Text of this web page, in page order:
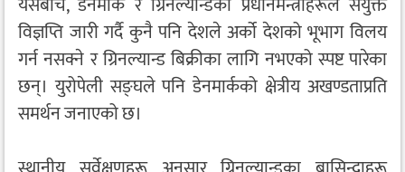
विज्ञप्ति जारी गर्दै कुनै पनि देशले अर्को देशको भूभाग विलय
गर्न नसक्ने र ग्रिनल्यान्ड बिक्रीका लागि नभएको स्पष्ट पारेका
छन्। युरोपेली सङ्घले पनि डेनमार्कको क्षेत्रीय अखण्डताप्रति
समर्थन जनाएको छ।